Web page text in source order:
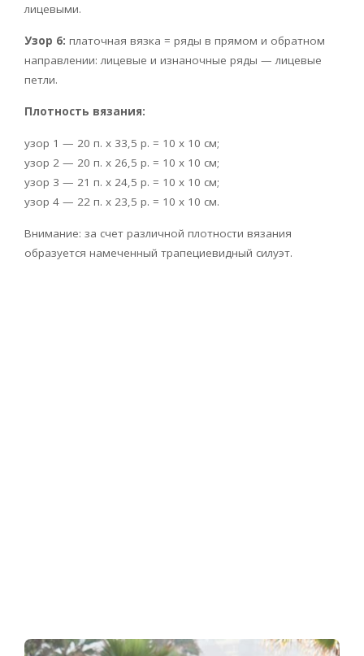
лицевыми.
Узор 6: платочная вязка = ряды в прямом и обратном
направлении: лицевые и изнаночные ряды — лицевые
петли.
Плотность вязания:
узор 1 — 20 п. х 33,5 р. = 10 х 10 см;
узор 2 — 20 п. х 26,5 р. = 10 х 10 см;
узор 3 — 21 п. х 24,5 р. = 10 х 10 см;
узор 4 — 22 п. х 23,5 р. = 10 x 10 см.
Внимание: за счет различной плотности вязания
образуется намеченный трапециевидный силуэт.